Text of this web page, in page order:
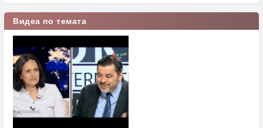
Видеа по темата